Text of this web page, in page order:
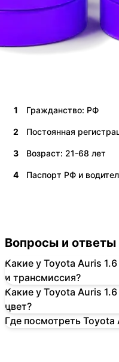
1 Гражданство: РФ
2 Постоянная
3 Возраст: 21-68 лет
4 Паспорт РФ и
Вопросы и ответы
Какие у Toyota Auris
и трансмиссия?
Какие у Toyota Auris
цвет?
Где посмотреть Toyota